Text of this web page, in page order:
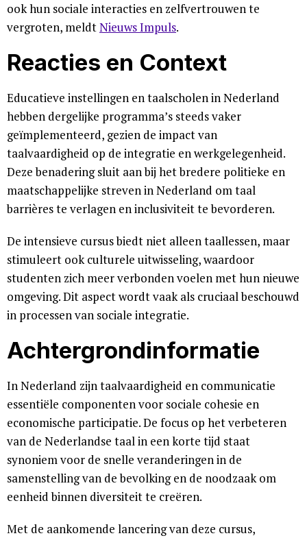
ook hun sociale interacties en zelfvertrouwen te
vergroten, meldtNieuws Impuls.
Reacties en Context
Educatieve instellingen en taalscholen in Nederland
hebben dergelijke programma’s steeds vaker
geïmplementeerd, gezien de impact van
taalvaardigheid op de integratie en werkgelegenheid.
Deze benadering sluit aan bij het bredere politieke en
maatschappelijke streven in Nederland om taal
barrières te verlagen en inclusiviteit te bevorderen.
De intensieve cursus biedt niet alleen taallessen, maar
stimuleert ook culturele uitwisseling, waardoor
studenten zich meer verbonden voelen met hun nieuwe
omgeving. Dit aspect wordt vaak als cruciaal beschouwd
in processen van sociale integratie.
Achtergrondinformatie
In Nederland zijn taalvaardigheid en communicatie
essentiële componenten voor sociale cohesie en
economische participatie. De focus op het verbeteren
van de Nederlandse taal in een korte tijd staat
synoniem voor de snelle veranderingen in de
samenstelling van de bevolking en de noodzaak om
eenheid binnen diversiteit te creëren.
Met de aankomende lancering van deze cursus,